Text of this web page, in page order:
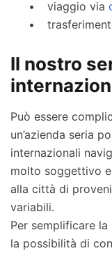
viaggio via
Il nostro
Può essere
un’azienda seria
internazionali
molto soggettivo
alla città di
variabili.
Per semplificare
la possibilità di